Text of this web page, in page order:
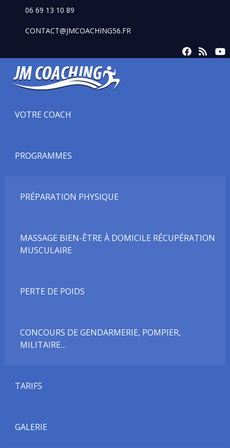
06 69 13 10 89
CONTACT@JMCOACHING56.FR
VOTRE COACH
PROGRAMMES
PRÉPARATION PHYSIQUE
MASSAGE BIEN-ÊTRE À DOMICILE RÉCUPÉRATION
MUSCULAIRE
PERTE DE POIDS
CONCOURS DE GENDARMERIE, POMPIER,
MILITAIRE…
TARIFS
GALERIE